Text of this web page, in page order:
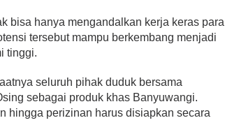
bisa hanya mengandalkan kerja keras para
tersebut mampu berkembang menjadi
tinggi.
seluruh pihak duduk bersama
sebagai produk khas Banyuwangi.
hingga perizinan harus disiapkan secara